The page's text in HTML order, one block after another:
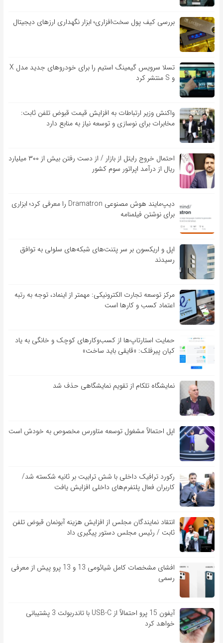
بررسی کیف‌ پول سخت‌افزاری؛ ابزار نگهداری ارزهای دیجیتال
تسلا سرویس گیمینگ استیم را برای خودروهای جدید مدل X
و S منتشر کرد
واکنش وزیر ارتباطات به افزایش قیمت قبوض تلفن ثابت:
مخابرات برای نوسازی و توسعه نیاز به منابع دارد
احتمال خروج رایتل از بازار / از دست رفتن بیش از ۳۰۰ میلیارد
ریال از درآمد اپراتور سوم کشور
دیپ‌مایند هوش مصنوعی Dramatron را معرفی کرد؛ ابزاری
برای نوشتن فیلمنامه
اپل و اریکسون بر سر پتنت‌های شبکه‌های سلولی به توافق
رسیدند
مرکز توسعه تجارت الکترونیکی: مهمتر از اینماد، توجه به رتبه
اعتماد کسب و کارها است
حمایت استارتاپ‌ها از کسب‌وکارهای کوچک و خانگی به یاد
کیان پیرفلک: «قایقی باید ساخت»
نمایشگاه تلکام از تقویم نمایشگاهی حذف شد
اپل احتمالاً مشغول توسعه متاورس مخصوص به خودش است
رکورد ترافیک داخلی با شش ترابیت بر ثانیه شکسته شد/
کاربران فعال پلتفرم‌های داخلی افزایش یافت
انتقاد نمایندگان مجلس از افزایش هزینه آبونمان قبوض تلفن
ثابت / رئیس مجلس دستور پیگیری داد
افشای مشخصات کامل شیائومی 13 و 13 پرو پیش از معرفی
رسمی
آیفون 15 پرو احتمالاً از USB-C با تاندربولت 3 پشتیبانی
خواهد کرد